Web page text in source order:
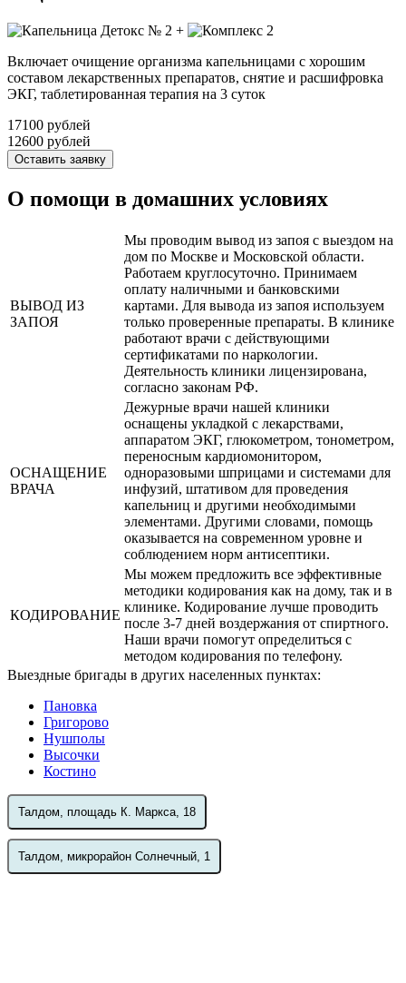
+
Включает очищение организма капельницами с хорошим
составом лекарственных препаратов, снятие и расшифровка
ЭКГ, таблетированная терапия на 3 суток
17100 рублей
12600 рублей
Оставить заявку
О помощи в домашних условиях
ВЫВОД ИЗ
ЗАПОЯ
Мы проводим вывод из запоя с выездом на
дом по Москве и Московской области.
Работаем круглосуточно. Принимаем
оплату наличными и банковскими
картами. Для вывода из запоя используем
только проверенные препараты. В клинике
работают врачи с действующими
сертификатами по наркологии.
Деятельность клиники лицензирована,
согласно законам РФ.
ОСНАЩЕНИЕ
ВРАЧА
Дежурные врачи нашей клиники
оснащены укладкой с лекарствами,
аппаратом ЭКГ, глюкометром, тонометром,
переносным кардиомонитором,
одноразовыми шприцами и системами для
инфузий, штативом для проведения
капельниц и другими необходимыми
элементами. Другими словами, помощь
оказывается на современном уровне и
соблюдением норм антисептики.
КОДИРОВАНИЕ
Мы можем предложить все эффективные
методики кодирования как на дому, так и в
клинике. Кодирование лучше проводить
после 3-7 дней воздержания от спиртного.
Наши врачи помогут определиться с
методом кодирования по телефону.
Выездные бригады в других населенных пунктах:
Пановка
Григорово
Нушполы
Высочки
Костино
Талдом, площадь К. Маркса, 18
Талдом, микрорайон Солнечный, 1